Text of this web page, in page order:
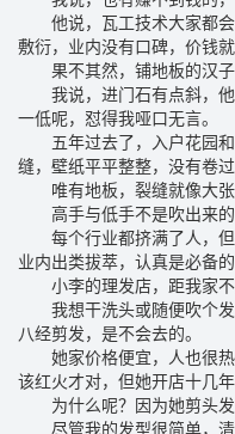
他说，瓦工技术大家都会
敷衍，业内没有口碑，价钱就
果不其然，铺地板的汉子
我说，进门石有点斜，他
一低呢，怼得我哑口无言。
五年过去了，入户花园和
缝，壁纸平平整整，没有卷
唯有地板，裂缝就像大张
高手与低手不是吹出来的
每个行业都挤满了人，但
业内出类拔萃，认真是必备的
小李的理发店，距我家不
我想干洗头或随便吹个发
八经剪发，是不会去的。
她家价格便宜，人也很热
该红火才对，但她开店十几
为什么呢？因为她剪头发
尽管我的发型很简单，清